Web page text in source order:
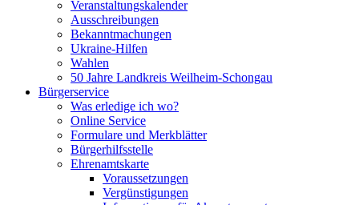
Veranstaltungskalender
Ausschreibungen
Bekanntmachungen
Ukraine-Hilfen
Wahlen
50 Jahre Landkreis Weilheim-Schongau
Bürgerservice
Was erledige ich wo?
Online Service
Formulare und Merkblätter
Bürgerhilfsstelle
Ehrenamtskarte
Voraussetzungen
Vergünstigungen